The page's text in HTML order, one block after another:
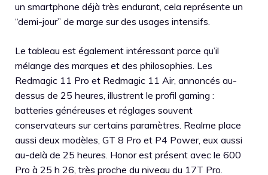
un smartphone déjà très endurant, cela représente un
“demi-jour” de marge sur des usages intensifs.
Le tableau est également intéressant parce qu’il
mélange des marques et des philosophies. Les
Redmagic 11 Pro et Redmagic 11 Air, annoncés au-
dessus de 25 heures, illustrent le profil gaming :
batteries généreuses et réglages souvent
conservateurs sur certains paramètres. Realme place
aussi deux modèles, GT 8 Pro et P4 Power, eux aussi
au-delà de 25 heures. Honor est présent avec le 600
Pro à 25 h 26, très proche du niveau du 17T Pro.